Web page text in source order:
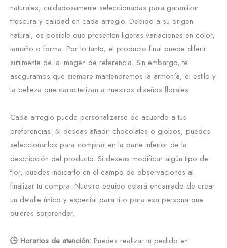
naturales, cuidadosamente seleccionadas para garantizar
frescura y calidad en cada arreglo. Debido a su origen
natural, es posible que presenten ligeras variaciones en color,
tamaño o forma. Por lo tanto, el producto final puede diferir
sutilmente de la imagen de referencia. Sin embargo, te
aseguramos que siempre mantendremos la armonía, el estilo y
la belleza que caracterizan a nuestros diseños florales.
Cada arreglo puede personalizarse de acuerdo a tus
preferencias. Si deseas añadir chocolates o globos, puedes
seleccionarlos para comprar en la parte inferior de la
descripción del producto. Si deseas modificar algún tipo de
flor, puedes indicarlo en el campo de observaciones al
finalizar tu compra. Nuestro equipo estará encantado de crear
un detalle único y especial para ti o para esa persona que
quieres sorprender.
🕒 Horarios de atención: Puedes realizar tu pedido en